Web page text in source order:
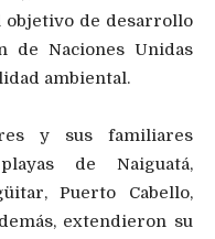
objetivo de desarrollo
de Naciones Unidas
ambiental.
y sus familiares
de Naiguatá,
Puerto Cabello,
extendieron su